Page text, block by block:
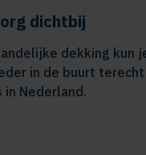
dichtbij
dekking kun
in de buurt
in Nederland.